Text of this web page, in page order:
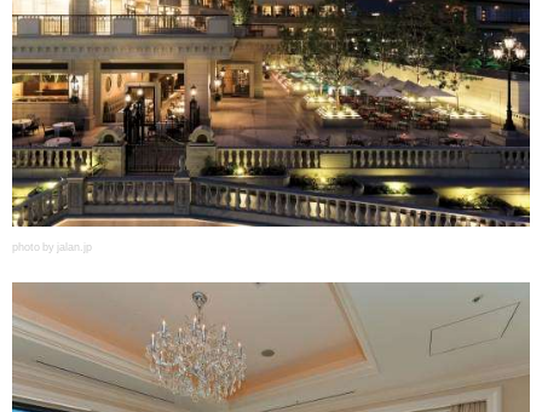
photo by jalan.jp